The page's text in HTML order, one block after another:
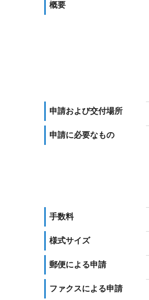
概要
申請および交付場所
申請に必要なもの
手数料
様式サイズ
郵便による申請
ファクスによる申請